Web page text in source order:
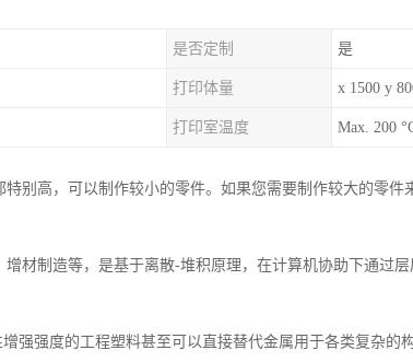
是否定制 是
打印体量 x 1500 y
打印室温度 Max. 200
别高，可以制作较小的零件。如果您需要制作较大的零件
材制造等，是基于离散-堆积原理，在计算机协助下通过
强强度的工程塑料甚至可以直接替代金属用于各类复杂的